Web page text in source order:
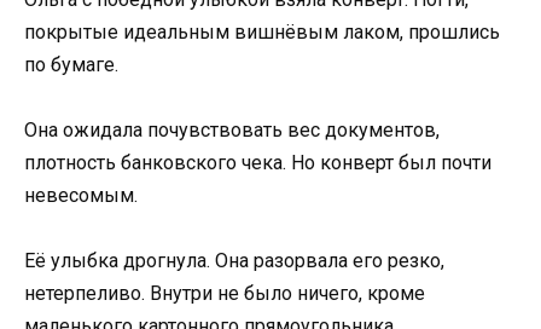
покрытые идеальным вишнёвым лаком, прошлись
по бумаге.
Она ожидала почувствовать вес документов,
плотность банковского чека. Но конверт был почти
невесомым.
Её улыбка дрогнула. Она разорвала его резко,
нетерпеливо. Внутри не было ничего, кроме